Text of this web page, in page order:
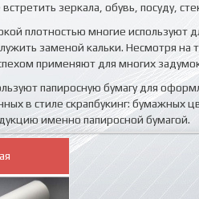
зеркала, обувь, посуду,
плотностью многие
заменой кальки. Несмотря на
применяют для многих
папиросную бумагу для
в стиле скрапбукинг: бумажных
именно папиросной бумагой.